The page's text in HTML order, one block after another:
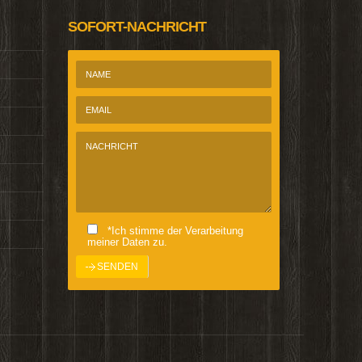
SOFORT-NACHRICHT
*Ich stimme der Verarbeitung
meiner Daten zu.